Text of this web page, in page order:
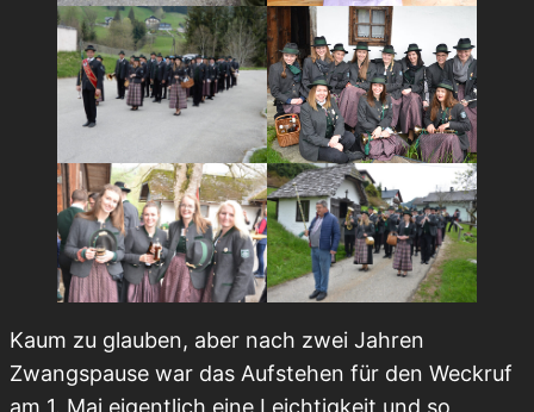
Kaum zu glauben, aber nach zwei Jahren
Zwangspause war das Aufstehen für den Weckruf
am 1. Mai eigentlich eine Leichtigkeit und so